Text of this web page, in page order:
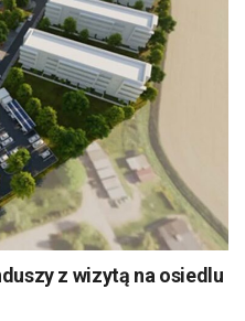
z wizytą na osiedlu